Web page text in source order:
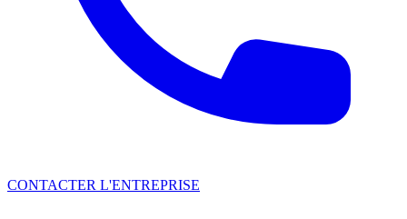
CONTACTER L'ENTREPRISE